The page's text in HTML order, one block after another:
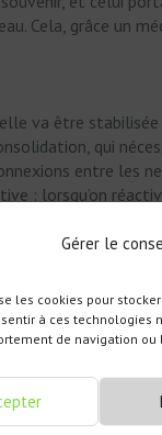
Gérer le
les cookies pour
à ces
de navigation ou
Cela, grâce un
va être
qui
entre les
: lorsqu’on
malléable. Pour
synthèse de
exposé à un faux
assuré.
de
troubles
DE